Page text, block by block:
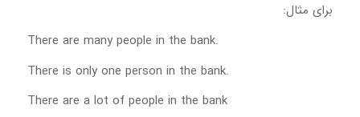
برای مثال:
There are many people in the bank.
There is only one person in the bank.
There are a lot of people in the bank